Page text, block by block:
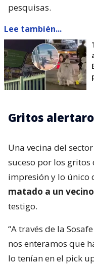
pesquisas.
Lee también...
Gritos
Una vecina del
suceso por los gritos
impresión y lo único
matado a un vecino
testigo.
“A través de la
nos enteramos que
lo tenían en el pick